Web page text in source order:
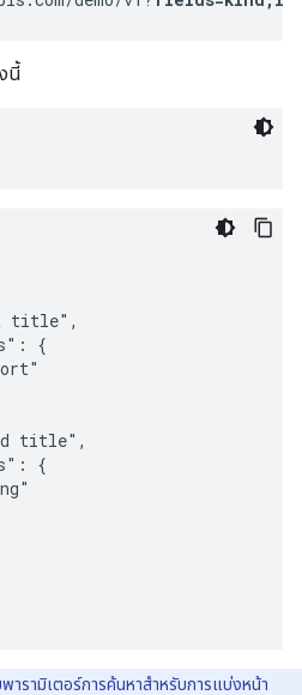
นี้
title",
{
title",
{
ารามิเตอร์การค้นหาสำหรับการแบ่งหน้า